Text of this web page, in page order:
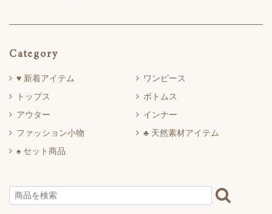
Category
♥ 新着アイテム
ワンピース
トップス
ボトムス
アウター
インナー
ファッション小物
♣ 天然素材アイテム
♠ セット商品